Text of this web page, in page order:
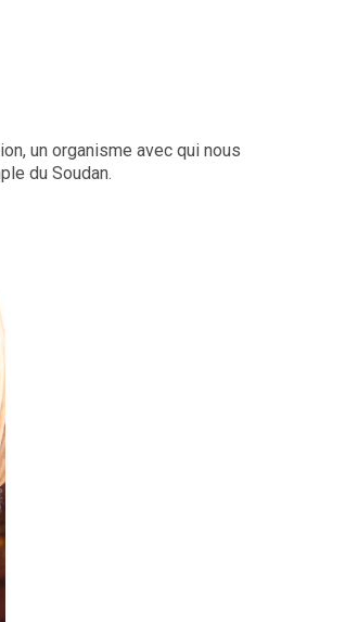
un organisme avec qui nous
du Soudan.